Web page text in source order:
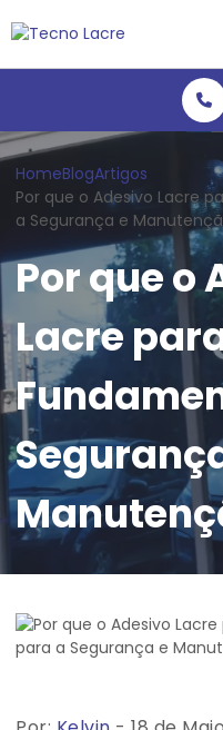
HomeBlogArtigos
Por que o Adesivo Lacre
a Segurança e
Por que o
Lacre